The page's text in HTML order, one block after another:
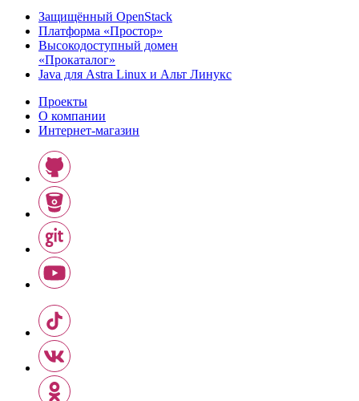
Защищённый OpenStack
Платформа «Простор»
Высокодоступный домен
«Прокаталог»
Java для Astra Linux и Альт Линукс
Проекты
О компании
Интернет-магазин